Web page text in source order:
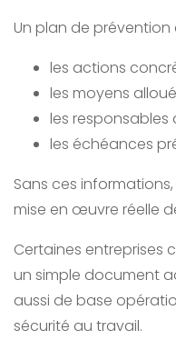
Un plan de
les actions
les moyens
les responsables
les échéances
Sans ces
mise en œuvre réelle
Certaines entreprises
un simple document
aussi de base
sécurité au travail.